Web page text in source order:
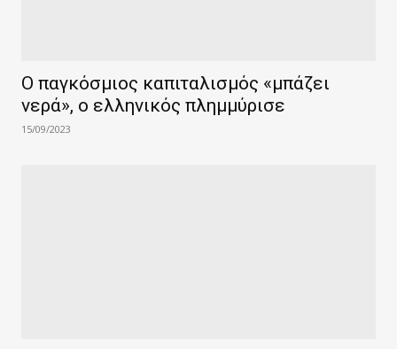
Ο παγκόσμιος καπιταλισμός «μπάζει
νερά», ο ελληνικός πλημμύρισε
15/09/2023